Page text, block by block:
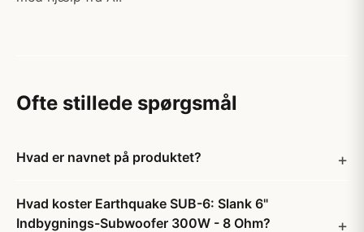
Ofte stillede spørgsmål
Hvad er navnet på produktet?
Hvad koster Earthquake SUB-6: Slank 6"
Indbygnings-Subwoofer 300W - 8 Ohm?